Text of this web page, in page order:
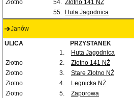
Złotno
54. Złotno 141 NŻ
55. Huta Jagodnica
Janów
ULICA PRZYSTANEK
1.
Huta Jagodnica
Złotno
2. Złotno 141 NŻ
Złotno
3. Stare Złotno NŻ
Złotno
4. Legnicka NŻ
Złotno
5. Zaporowa